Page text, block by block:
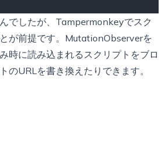
でしたが、Tampermonkeyでスク
が前提です。MutationObserverを
時に読み込まれるスクリプトをブロ
のURLを書き換えたりできます。